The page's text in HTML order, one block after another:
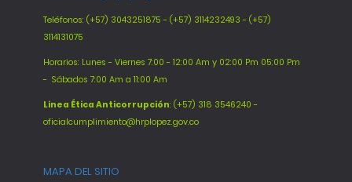
Teléfonos: (+57) 3043251875 - (+57) 3114232493 - (+57)
3114131075
Horarios: Lunes - Viernes 7:00 - 12:00 Am y 02:00 Pm 05:00 Pm
- Sábados 7:00 Am a 11:00 Am
Línea Ética Anticorrupción: (+57) 318 3546240 -
oficialcumplimiento@hrplopez.gov.co
MAPA DEL SITIO